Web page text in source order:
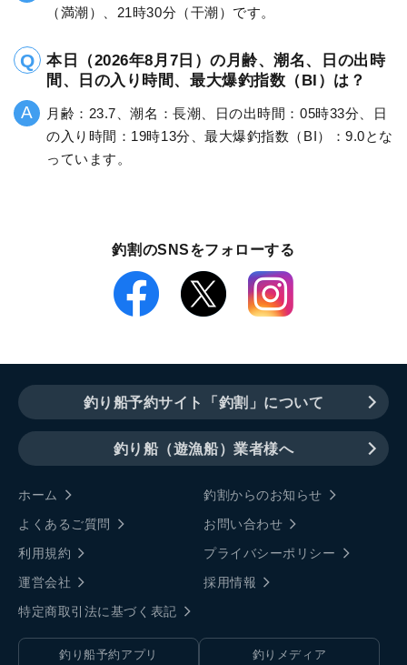
（満潮）、21時30分（干潮）です。
本日（2026年8月7日）の月齢、潮名、日の出時
間、日の入り時間、最大爆釣指数（BI）は？
月齢：23.7、潮名：長潮、日の出時間：05時33分、日
の入り時間：19時13分、最大爆釣指数（BI）：9.0とな
っています。
釣割のSNSをフォローする
釣り船予約サイト「釣割」について
釣り船（遊漁船）業者様へ
ホーム
釣割からのお知らせ
よくあるご質問
お問い合わせ
利用規約
プライバシーポリシー
運営会社
採用情報
特定商取引法に基づく表記
釣り船予約アプリ
釣りメディア